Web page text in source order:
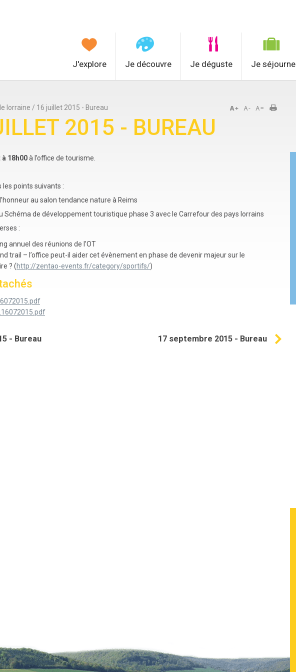
J'explore Je découvre Je déguste Je séjourne
lorraine / 16 juillet 2015 - Bureau
2015 - BUREAU
18h00à l’office de tourisme.
les points suivants :
au salon tendance nature à Reims
de développement touristique phase 3 avec le Carrefour des pays lorrains
:
annuel des réunions de l’OT
trail – l’office peut-il aider cet évènement en phase de devenir majeur sur le
? (http://zentao-events.fr/category/sportifs/)
- Bureau 17 septembre 2015 - Bureau